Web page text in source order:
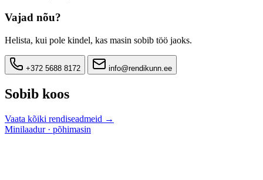
Vajad nõu?
Helista, kui pole kindel, kas masin sobib töö jaoks.
+372 5688 8172 info@rendikunn.ee
Sobib koos
Vaata kõiki rendiseadmeid →
Minilaadur · põhimasin